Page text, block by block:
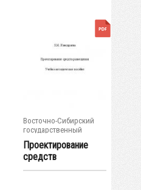
Восточно-Сибирский
государственный
университет...
Проектирование
средств
размещения.